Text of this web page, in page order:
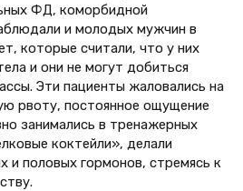
ФД, коморбидной
и молодых мужчин в
которые считали, что у них
и они не могут добиться
Эти пациенты жаловались на
рвоту, постоянное ощущение
занимались в тренажерных
коктейли», делали
и половых гормонов, стремясь к